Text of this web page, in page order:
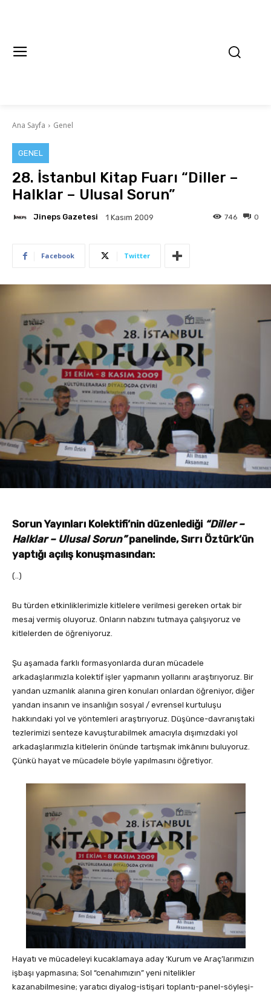
Ana Sayfa Genel
GENEL
28. İstanbul Kitap Fuarı “Diller –
Halklar – Ulusal Sorun”
Jineps Gazetesi 1 Kasım 2009 0
746
Facebook Twitter
Sorun Yayınları Kolektifi’nin düzenlediği “Diller –
Halklar – Ulusal Sorun”panelinde, Sırrı Öztürk’ün
yaptığı açılış konuşmasından:
(..)
Bu türden etkinliklerimizle kitlelere verilmesi gereken ortak bir
mesaj vermiş oluyoruz. Onların nabzını tutmaya çalışıyoruz ve
kitlelerden de öğreniyoruz.
Şu aşamada farklı formasyonlarda duran mücadele
arkadaşlarımızla kolektif işler yapmanın yollarını araştırıyoruz. Bir
yandan uzmanlık alanına giren konuları onlardan öğreniyor, diğer
yandan insanın ve insanlığın sosyal / evrensel kurtuluşu
hakkındaki yol ve yöntemleri araştırıyoruz. Düşünce-davranıştaki
tezlerimizi senteze kavuşturabilmek amacıyla dışımızdaki yol
arkadaşlarımızla kitlelerin önünde tartışmak imkânını buluyoruz.
Çünkü hayat ve mücadele böyle yapılmasını öğretiyor.
Hayatı ve mücadeleyi kucaklamaya aday ‘Kurum ve Araç’larımızın
işbaşı yapmasına; Sol “cenahımızın” yeni nitelikler
kazanabilmesine; yaratıcı diyalog-istişari toplantı-panel-söyleşi-